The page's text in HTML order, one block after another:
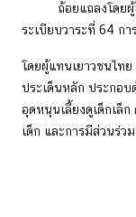
บ
ท
ค
ว
า
ถ้อยแถลงโดยผู้แท
ระเบียบวาระที่ 64 กา
โดยผู้แทนเยาวชนไทย
ประเด็นหลัก ประกอบ
อุดหนุนเลี้ยงดูเด็กเล็ก
เด็ก และการมีส่วนร่ว